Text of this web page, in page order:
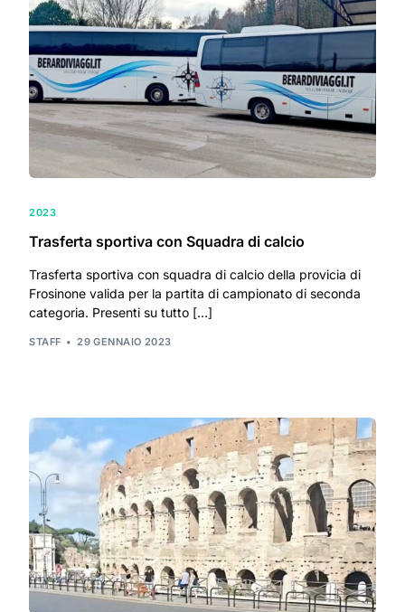
2023
Trasferta sportiva con Squadra di calcio
Trasferta sportiva con squadra di calcio della provicia di
Frosinone valida per la partita di campionato di seconda
categoria. Presenti su tutto […]
STAFF 29 GENNAIO 2023